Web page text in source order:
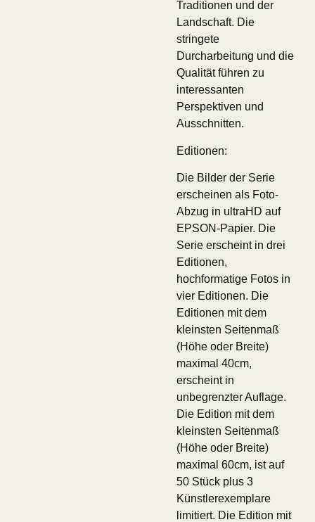
Traditionen und der
Landschaft. Die
stringete
Durcharbeitung und die
Qualität führen zu
interessanten
Perspektiven und
Ausschnitten.
Editionen:
Die Bilder der Serie
erscheinen als Foto-
Abzug in ultraHD auf
EPSON-Papier. Die
Serie erscheint in drei
Editionen,
hochformatige Fotos in
vier Editionen. Die
Editionen mit dem
kleinsten Seitenmaß
(Höhe oder Breite)
maximal 40cm,
erscheint in
unbegrenzter Auflage.
Die Edition mit dem
kleinsten Seitenmaß
(Höhe oder Breite)
maximal 60cm, ist auf
50 Stück plus 3
Künstlerexemplare
limitiert. Die Edition mit